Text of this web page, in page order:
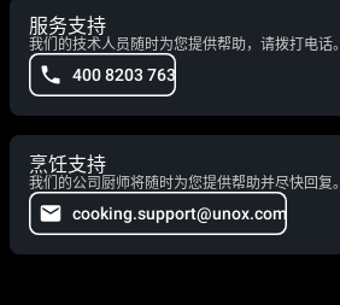
服务支持
我们的技术人员随时为您提供帮助，请拨打电话。
400 8203 763
烹饪支持
我们的公司厨师将随时为您提供帮助并尽快回复。
cooking.support@unox.com